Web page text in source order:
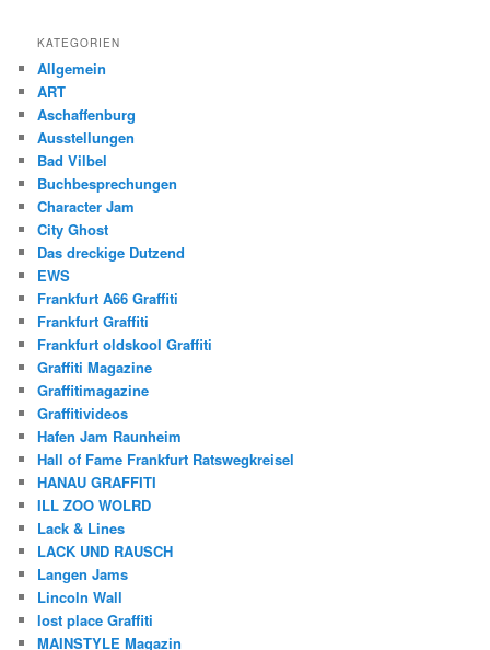
KATEGORIEN
Allgemein
ART
Aschaffenburg
Ausstellungen
Bad Vilbel
Buchbesprechungen
Character Jam
City Ghost
Das dreckige Dutzend
EWS
Frankfurt A66 Graffiti
Frankfurt Graffiti
Frankfurt oldskool Graffiti
Graffiti Magazine
Graffitimagazine
Graffitivideos
Hafen Jam Raunheim
Hall of Fame Frankfurt Ratswegkreisel
HANAU GRAFFITI
ILL ZOO WOLRD
Lack & Lines
LACK UND RAUSCH
Langen Jams
Lincoln Wall
lost place Graffiti
MAINSTYLE Magazin